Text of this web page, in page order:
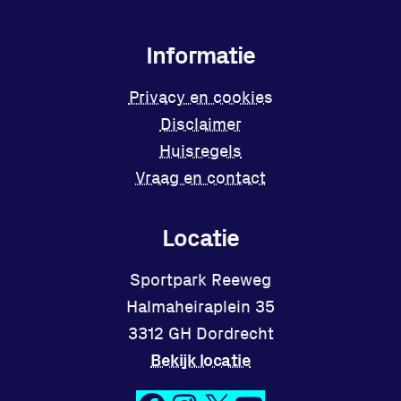
Locatie
Sportpark Reeweg
Halmaheiraplein 35
3312 GH Dordrecht
Bekijk locatie
Informatie
Privacy en cookies
Disclaimer
Huisregels
Vraag en contact